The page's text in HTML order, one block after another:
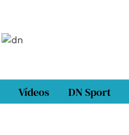
Vídeos DN Sport